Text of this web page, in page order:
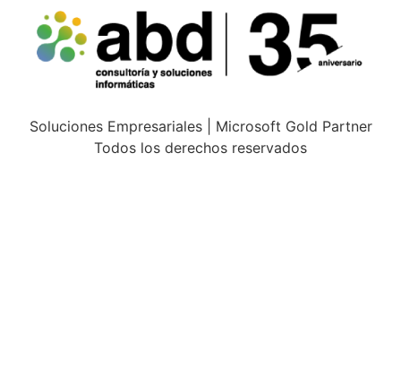
Soluciones Empresariales | Microsoft Gold Partner
Todos los derechos reservados